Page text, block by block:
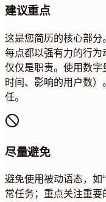
建议重点
这是您简历的核心部分
每点都以强有力的行
仅仅是职责。使用数
时间、影响的用户数
任。
尽量避免
避免使用被动语态，如
常任务；重点关注重